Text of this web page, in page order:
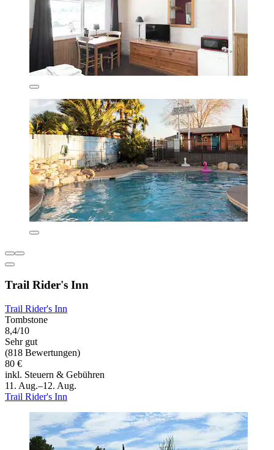
Trail Rider's Inn
Trail Rider's Inn
Tombstone
8,4/10
Sehr gut
(818 Bewertungen)
80 €
inkl. Steuern & Gebühren
11. Aug.–12. Aug.
Trail Rider's Inn